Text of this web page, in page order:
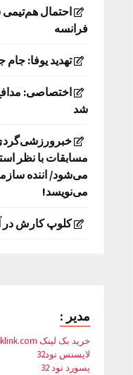
احتمال
فرانسه
تهدید یوفا:
اختصاصی:
شد
مسابقات با نظر
می‌شود/ اننده
می‌نویسد!
کلوپ کارش در
مدیر :
خرید بک لینک behtarinbacklink.com
لایسنس نود32
پسورد نود 32